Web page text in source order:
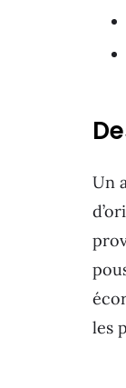
Un
les